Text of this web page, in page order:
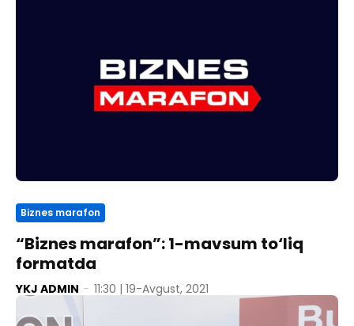
Biznes marafon
“Biznes marafon”: 1-mavsum to‘liq
formatda
YKJ ADMIN - 11:30 | 19-Avgust, 2021